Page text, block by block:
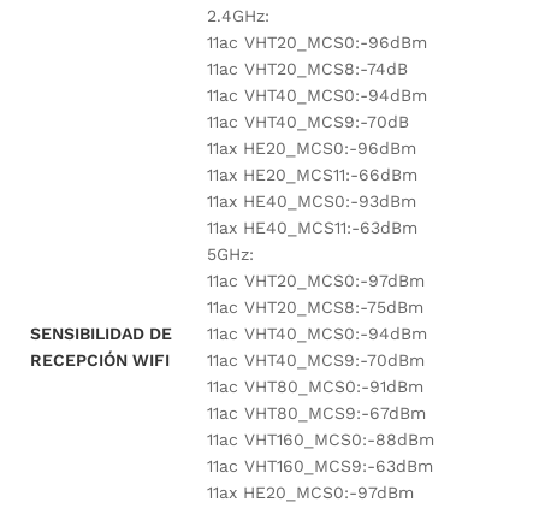
SENSIBILIDAD DE
RECEPCIÓN WIFI
2.4GHz:
11ac VHT20_MCS0:-96dBm
11ac VHT20_MCS8:-74dB
11ac VHT40_MCS0:-94dBm
11ac VHT40_MCS9:-70dB
11ax HE20_MCS0:-96dBm
11ax HE20_MCS11:-66dBm
11ax HE40_MCS0:-93dBm
11ax HE40_MCS11:-63dBm
5GHz:
11ac VHT20_MCS0:-97dBm
11ac VHT20_MCS8:-75dBm
11ac VHT40_MCS0:-94dBm
11ac VHT40_MCS9:-70dBm
11ac VHT80_MCS0:-91dBm
11ac VHT80_MCS9:-67dBm
11ac VHT160_MCS0:-88dBm
11ac VHT160_MCS9:-63dBm
11ax HE20_MCS0:-97dBm